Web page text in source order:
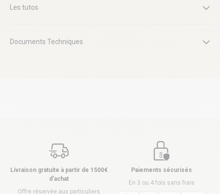
Les tutos
Documents Techniques
Livraison gratuite à partir de 1500€
d’achat
Offre réservée aux particuliers
Paiements sécurisés
En 3 ou 4 fois sans frais